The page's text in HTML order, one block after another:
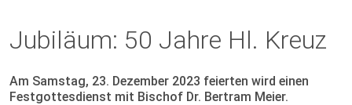
Jubiläum: 50 Jahre Hl. Kreuz
Am Samstag, 23. Dezember 2023 feierten wird einen
Festgottesdienst mit Bischof Dr. Bertram Meier.